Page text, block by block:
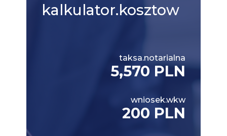
kalkulator.kosztow
taksa.notarialna
5,570 PLN
wniosek.wkw
200 PLN